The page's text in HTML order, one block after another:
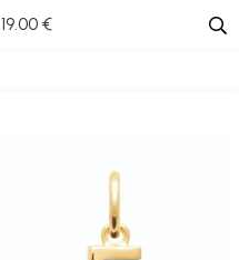
19.00 €